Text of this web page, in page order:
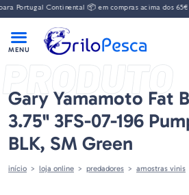
Continental 📦 em compras acima dos 65€
PRODUTO
Gary Yamamoto Fat
3.75" 3FS-07-196
BLK, SM Green
início loja online predadores amostras vinis